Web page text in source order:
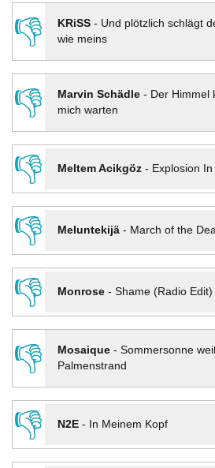
👎
KRiSS- Und plötzlich schlägt
wie meins
👎 Marvin Schädle- Der Himmel
mich warten
👎
Meltem Acikgöz- Explosion
👎
Meluntekijä- March of the
👎
Monrose- Shame (Radio Edit)
👎
Mosaique- Sommersonne
Palmenstrand
👎
N2E- In Meinem Kopf